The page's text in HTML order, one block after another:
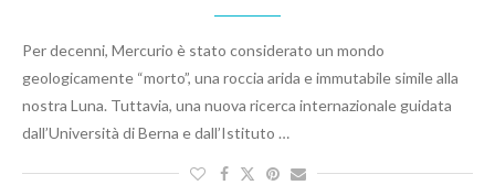
Per decenni, Mercurio è stato considerato un mondo
geologicamente “morto”, una roccia arida e immutabile simile alla
nostra Luna. Tuttavia, una nuova ricerca internazionale guidata
dall’Università di Berna e dall’Istituto …